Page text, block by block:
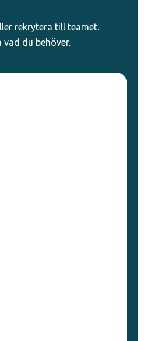
rekrytera till teamet.
vad du behöver.